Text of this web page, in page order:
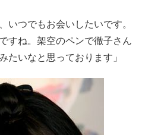
いつでもお会いしたいです。
すね。架空のペンで徹子さん
たいなと思っております」